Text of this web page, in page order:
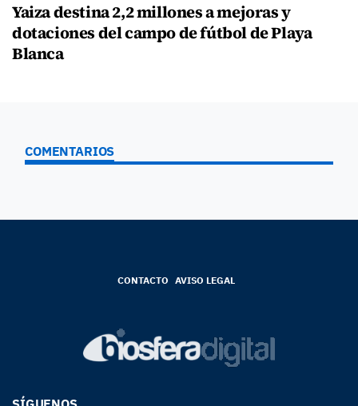
Yaiza destina 2,2 millones a mejoras y
dotaciones del campo de fútbol de Playa
Blanca
COMENTARIOS
CONTACTO AVISO LEGAL